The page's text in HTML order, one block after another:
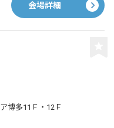
会場詳細
博多11Ｆ・12Ｆ